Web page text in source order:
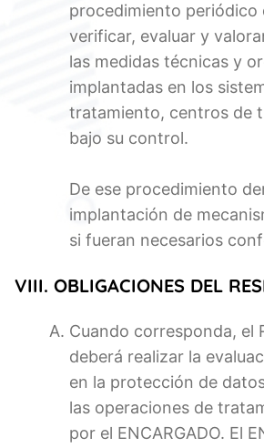
procedimiento periódico
verificar, evaluar y
las medidas técnicas y
implantadas en los
tratamiento, centros de
bajo su control.
De ese procedimiento
implantación de
si fueran necesarios
VIII. OBLIGACIONES DEL
Cuando corresponda, el
deberá realizar la
en la protección de
las operaciones de
por el ENCARGADO. El